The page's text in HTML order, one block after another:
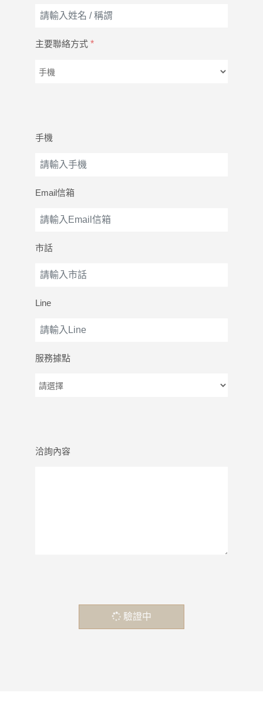
主要聯絡方式 *
手機
Email信箱
市話
Line
服務據點
洽詢內容
驗證中